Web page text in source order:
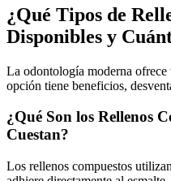
¿Qué Tipos de
Disponibles y
La odontología moderna ofrece
opción tiene beneficios,
¿Qué Son los Rellenos
Cuestan?
Los rellenos compuestos